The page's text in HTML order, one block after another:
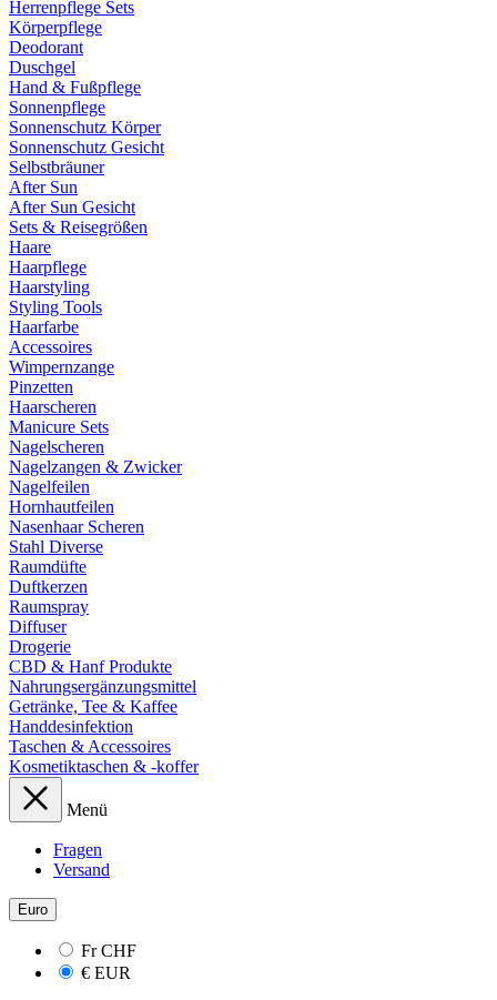
Herrenpflege Sets
Körperpflege
Deodorant
Duschgel
Hand & Fußpflege
Sonnenpflege
Sonnenschutz Körper
Sonnenschutz Gesicht
Selbstbräuner
After Sun
After Sun Gesicht
Sets & Reisegrößen
Haare
Haarpflege
Haarstyling
Styling Tools
Haarfarbe
Accessoires
Wimpernzange
Pinzetten
Haarscheren
Manicure Sets
Nagelscheren
Nagelzangen & Zwicker
Nagelfeilen
Hornhautfeilen
Nasenhaar Scheren
Stahl Diverse
Raumdüfte
Duftkerzen
Raumspray
Diffuser
Drogerie
CBD & Hanf Produkte
Nahrungsergänzungsmittel
Getränke, Tee & Kaffee
Handdesinfektion
Taschen & Accessoires
Kosmetiktaschen & -koffer
Menü
Fragen
Versand
Euro
FrCHF
€ EUR